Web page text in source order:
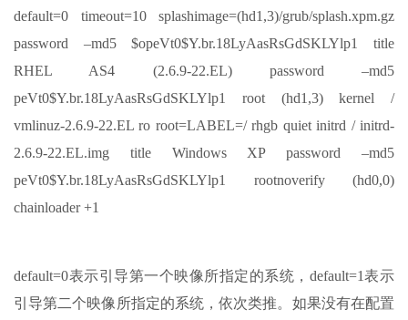
default=0 timeout=10 splashimage=(hd1,3)/grub/splash.xpm.gz
password –md5 $opeVt0$Y.br.18LyAasRsGdSKLYlp1 title
RHEL AS4 (2.6.9-22.EL) password –md5
peVt0$Y.br.18LyAasRsGdSKLYlp1 root (hd1,3) kernel /
vmlinuz-2.6.9-22.EL ro root=LABEL=/ rhgb quiet initrd / initrd-
2.6.9-22.EL.img title Windows XP password –md5
peVt0$Y.br.18LyAasRsGdSKLYlp1 rootnoverify (hd0,0)
chainloader +1
default=0表示引导第一个映像所指定的系统，default=1表示
引导第二个映像所指定的系统，依次类推。如果没有在配置